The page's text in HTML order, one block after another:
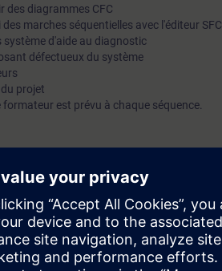
des diagrammes CFC
marches séquentielles avec l'éditeur SFC
d'aide au diagnostic
défectueux du système
projet
formateur est prévu à chaque séquence.
sera capable de :
simple.
périphérique.
projet.